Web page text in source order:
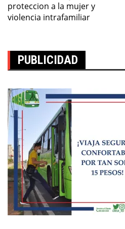
entradas
proteccion a la mujer y
violencia intrafamiliar
PUBLICIDAD